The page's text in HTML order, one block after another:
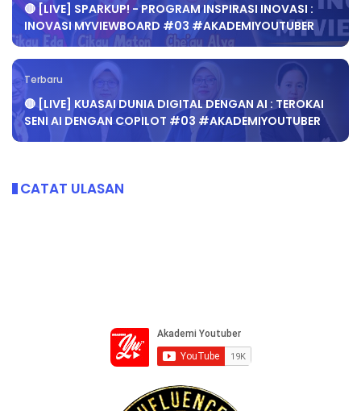
🔴 [LIVE] SPARKUP! - PROGRAM INSPIRASI INOVASI :
INOVASI MYVIEWBOARD #03 #AKADEMIYOUTUBER
Terbaru
🔴 [LIVE] KUASAI DUNIA DIGITAL DENGAN AI : TEROKAI
SENI AI DENGAN COPILOT #03 #AKADEMIYOUTUBER
CATAT ULASAN